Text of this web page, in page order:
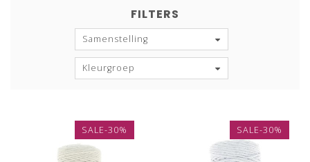
FILTERS
Samenstelling
Kleurgroep
SALE-30% SALE-30%